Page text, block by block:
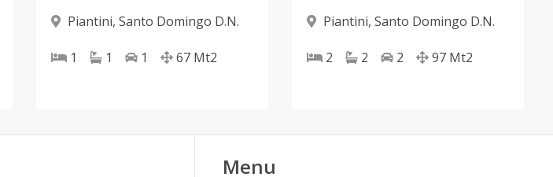
Piantini, Santo Domingo D.N.
1 1 1 67 Mt2
Piantini, Santo Domingo D.N.
2 2 2 97 Mt2
Menu